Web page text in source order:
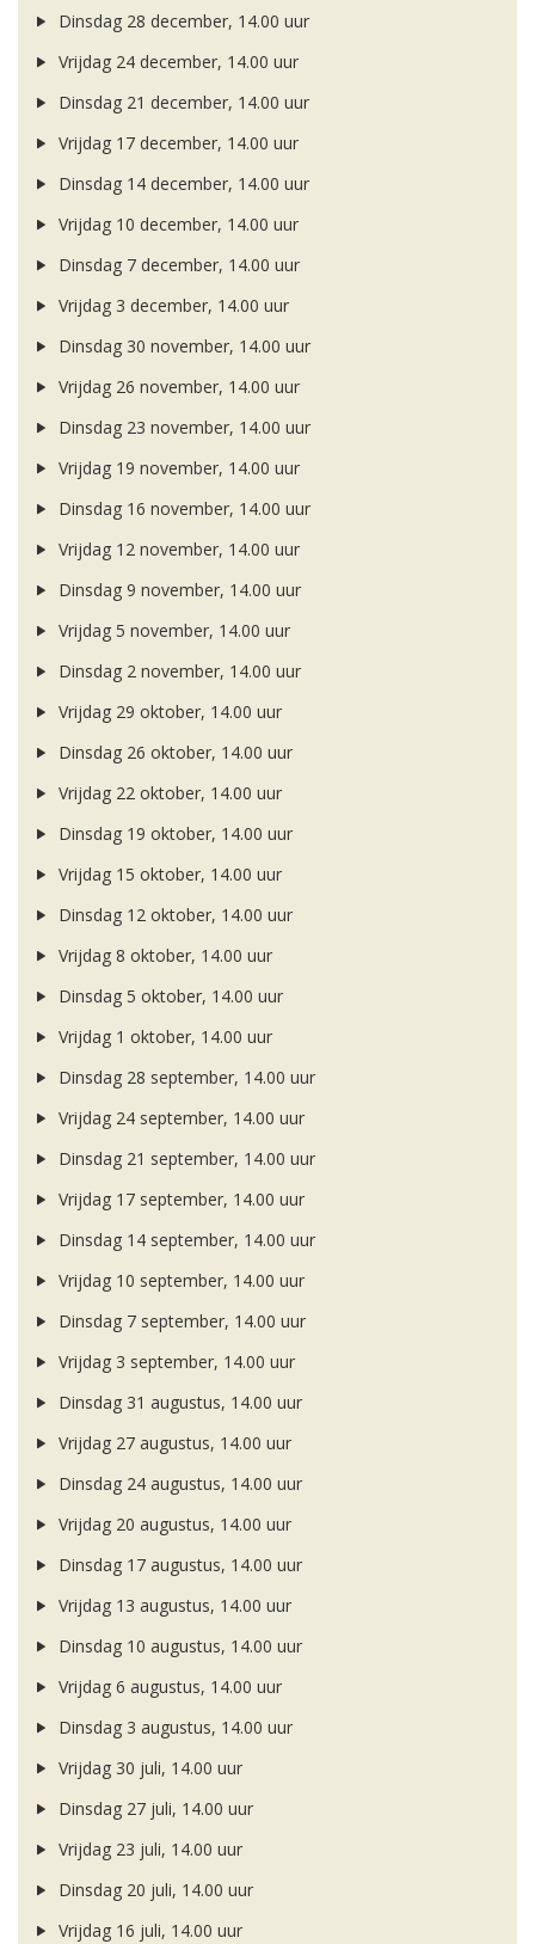
Dinsdag 28 december, 14.00 uur
Vrijdag 24 december, 14.00 uur
Dinsdag 21 december, 14.00 uur
Vrijdag 17 december, 14.00 uur
Dinsdag 14 december, 14.00 uur
Vrijdag 10 december, 14.00 uur
Dinsdag 7 december, 14.00 uur
Vrijdag 3 december, 14.00 uur
Dinsdag 30 november, 14.00 uur
Vrijdag 26 november, 14.00 uur
Dinsdag 23 november, 14.00 uur
Vrijdag 19 november, 14.00 uur
Dinsdag 16 november, 14.00 uur
Vrijdag 12 november, 14.00 uur
Dinsdag 9 november, 14.00 uur
Vrijdag 5 november, 14.00 uur
Dinsdag 2 november, 14.00 uur
Vrijdag 29 oktober, 14.00 uur
Dinsdag 26 oktober, 14.00 uur
Vrijdag 22 oktober, 14.00 uur
Dinsdag 19 oktober, 14.00 uur
Vrijdag 15 oktober, 14.00 uur
Dinsdag 12 oktober, 14.00 uur
Vrijdag 8 oktober, 14.00 uur
Dinsdag 5 oktober, 14.00 uur
Vrijdag 1 oktober, 14.00 uur
Dinsdag 28 september, 14.00 uur
Vrijdag 24 september, 14.00 uur
Dinsdag 21 september, 14.00 uur
Vrijdag 17 september, 14.00 uur
Dinsdag 14 september, 14.00 uur
Vrijdag 10 september, 14.00 uur
Dinsdag 7 september, 14.00 uur
Vrijdag 3 september, 14.00 uur
Dinsdag 31 augustus, 14.00 uur
Vrijdag 27 augustus, 14.00 uur
Dinsdag 24 augustus, 14.00 uur
Vrijdag 20 augustus, 14.00 uur
Dinsdag 17 augustus, 14.00 uur
Vrijdag 13 augustus, 14.00 uur
Dinsdag 10 augustus, 14.00 uur
Vrijdag 6 augustus, 14.00 uur
Dinsdag 3 augustus, 14.00 uur
Vrijdag 30 juli, 14.00 uur
Dinsdag 27 juli, 14.00 uur
Vrijdag 23 juli, 14.00 uur
Dinsdag 20 juli, 14.00 uur
Vrijdag 16 juli, 14.00 uur